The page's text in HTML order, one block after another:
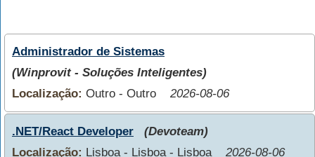
Administrador de Sistemas
(Winprovit - Soluções Inteligentes)
Localização: Outro - Outro 2026-08-06
.NET/React Developer
(Devoteam)
Localização: Lisboa - Lisboa - Lisboa 2026-08-06